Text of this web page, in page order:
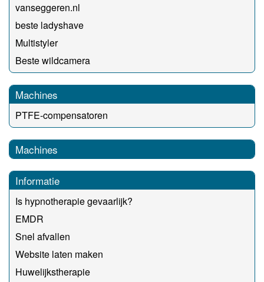
vanseggeren.nl
beste ladyshave
Multistyler
Beste wildcamera
Machines
PTFE-compensatoren
Machines
Informatie
Is hypnotherapie gevaarlijk?
EMDR
Snel afvallen
Website laten maken
Huwelijkstherapie